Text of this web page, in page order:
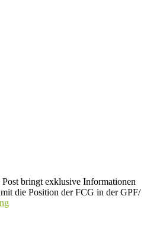
bringt exklusive Informationen
die Position der FCG in der GPF/